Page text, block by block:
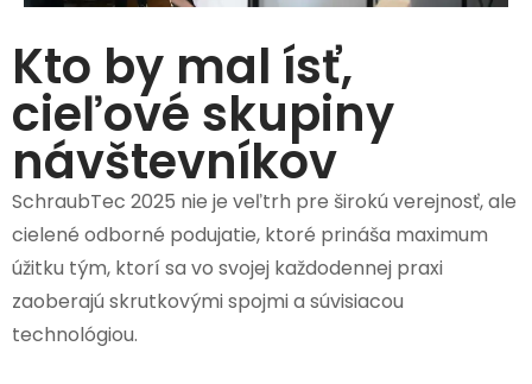
Kto by mal ísť,
cieľové skupiny
návštevníkov
SchraubTec 2025 nie je veľtrh pre širokú verejnosť, ale
cielené odborné podujatie, ktoré prináša maximum
úžitku tým, ktorí sa vo svojej každodennej praxi
zaoberajú skrutkovými spojmi a súvisiacou
technológiou.